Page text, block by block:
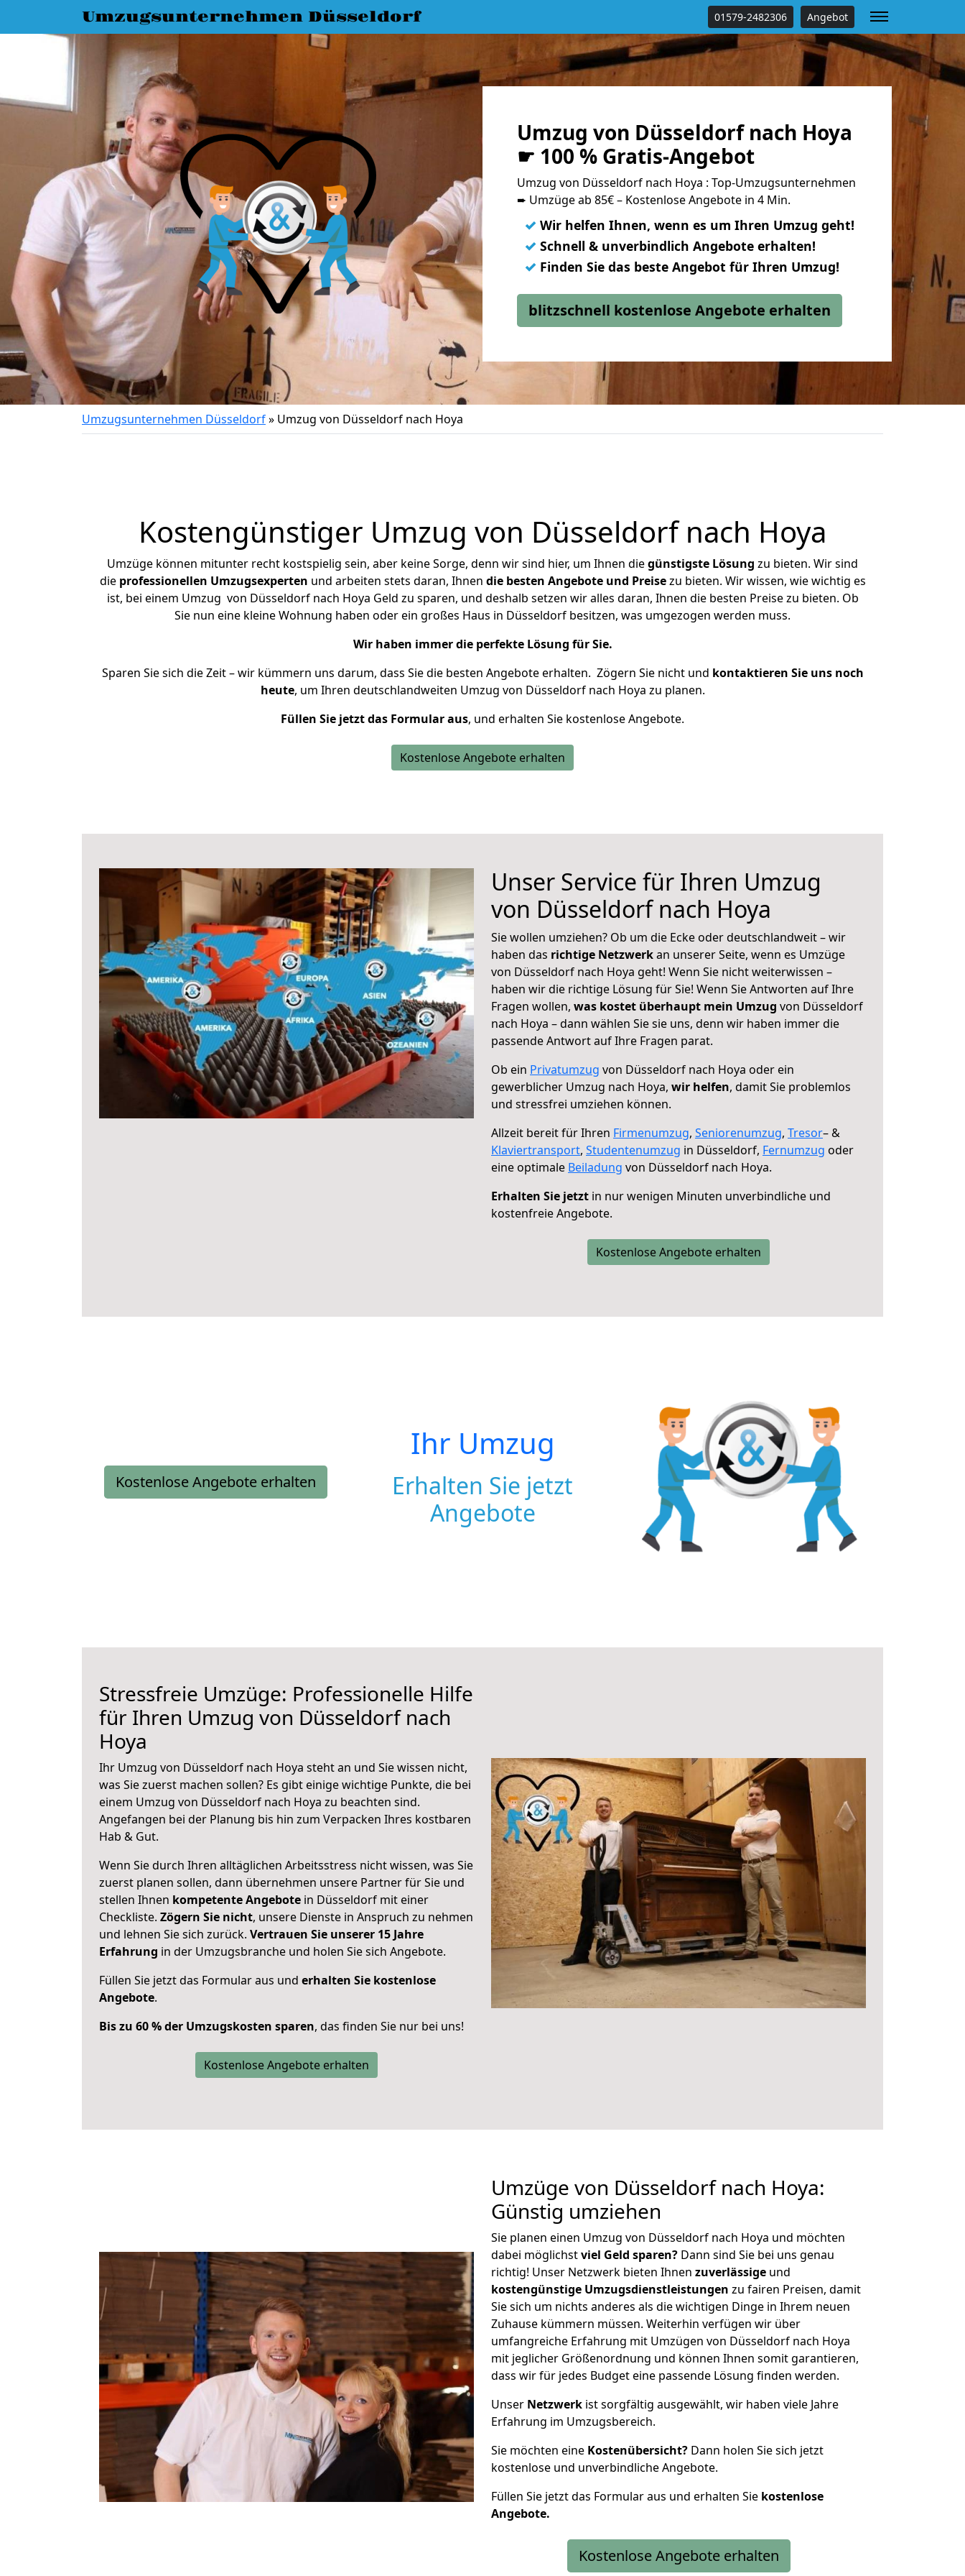
Umzugsunternehmen Düsseldorf 01579-2482306 Angebot
Umzug von Düsseldorf nach Hoya
☛ 100 % Gratis-Angebot
Umzug von Düsseldorf nach Hoya : Top-Umzugsunternehmen
➨ Umzüge ab 85€ – Kostenlose Angebote in 4 Min.
✓ Wir helfen Ihnen, wenn es um Ihren Umzug geht!
✓ Schnell & unverbindlich Angebote erhalten!
✓ Finden Sie das beste Angebot für Ihren Umzug!
blitzschnell kostenlose Angebote erhalten
Umzugsunternehmen Düsseldorf» Umzug von Düsseldorf nach Hoya
Kostengünstiger Umzug von Düsseldorf nach Hoya
Umzüge können mitunter recht kostspielig sein, aber keine Sorge, denn wir sind hier, um Ihnen diegünstigste Lösung zu bieten. Wir sind
die professionellen Umzugsexperten und arbeiten stets daran, Ihnen die besten Angebote und Preisezu bieten. Wir wissen, wie wichtig es
ist, bei einem Umzug von Düsseldorf nach Hoya Geld zu sparen, und deshalb setzen wir alles daran, Ihnen die besten Preise zu bieten. Ob
Sie nun eine kleine Wohnung haben oder ein großes Haus in Düsseldorf besitzen, was umgezogen werden muss.
Wir haben immer die perfekte Lösung für Sie.
Sparen Sie sich die Zeit – wir kümmern uns darum, dass Sie die besten Angebote erhalten. Zögern Sie nicht und kontaktieren Sie uns noch
heute, um Ihren deutschlandweiten Umzug von Düsseldorf nach Hoya zu planen.
Füllen Sie jetzt das Formular aus, und erhalten Sie kostenlose Angebote.
Kostenlose Angebote erhalten
Unser Service für Ihren Umzug
von Düsseldorf nach Hoya
Sie wollen umziehen? Ob um die Ecke oder deutschlandweit – wir
haben das richtige Netzwerkan unserer Seite, wenn es Umzüge
von Düsseldorf nach Hoya geht! Wenn Sie nicht weiterwissen –
haben wir die richtige Lösung für Sie! Wenn Sie Antworten auf Ihre
Fragen wollen, was kostet überhaupt mein Umzug von Düsseldorf
nach Hoya – dann wählen Sie sie uns, denn wir haben immer die
passende Antwort auf Ihre Fragen parat.
Ob ein Privatumzug von Düsseldorf nach Hoya oder ein
gewerblicher Umzug nach Hoya, wir helfen, damit Sie problemlos
und stressfrei umziehen können.
Allzeit bereit für Ihren Firmenumzug, Seniorenumzug, Tresor– &
Klaviertransport, Studentenumzug in Düsseldorf, Fernumzug oder
eine optimale Beiladung von Düsseldorf nach Hoya.
Erhalten Sie jetzt in nur wenigen Minuten unverbindliche und
kostenfreie Angebote.
Kostenlose Angebote erhalten
Kostenlose Angebote erhalten
Ihr Umzug
Erhalten Sie jetzt
Angebote
Stressfreie Umzüge: Professionelle Hilfe
für Ihren Umzug von Düsseldorf nach
Hoya
Ihr Umzug von Düsseldorf nach Hoya steht an und Sie wissen nicht,
was Sie zuerst machen sollen? Es gibt einige wichtige Punkte, die bei
einem Umzug von Düsseldorf nach Hoya zu beachten sind.
Angefangen bei der Planung bis hin zum Verpacken Ihres kostbaren
Hab & Gut.
Wenn Sie durch Ihren alltäglichen Arbeitsstress nicht wissen, was Sie
zuerst planen sollen, dann übernehmen unsere Partner für Sie und
stellen Ihnen kompetente Angebote in Düsseldorf mit einer
Checkliste. Zögern Sie nicht, unsere Dienste in Anspruch zu nehmen
und lehnen Sie sich zurück. Vertrauen Sie unserer 15 Jahre
Erfahrung in der Umzugsbranche und holen Sie sich Angebote.
Füllen Sie jetzt das Formular aus und erhalten Sie kostenlose
Angebote.
Bis zu 60 % der Umzugskosten sparen, das finden Sie nur bei uns!
Kostenlose Angebote erhalten
Umzüge von Düsseldorf nach Hoya:
Günstig umziehen
Sie planen einen Umzug von Düsseldorf nach Hoya und möchten
dabei möglichstviel Geld sparen? Dann sind Sie bei uns genau
richtig! Unser Netzwerk bieten Ihnen zuverlässige und
kostengünstige Umzugsdienstleistungen zu fairen Preisen, damit
Sie sich um nichts anderes als die wichtigen Dinge in Ihrem neuen
Zuhause kümmern müssen. Weiterhin verfügen wir über
umfangreiche Erfahrung mit Umzügen von Düsseldorf nach Hoya
mit jeglicher Größenordnung und können Ihnen somit garantieren,
dass wir für jedes Budget eine passende Lösung finden werden.
Unser Netzwerk ist sorgfältig ausgewählt, wir haben viele Jahre
Erfahrung im Umzugsbereich.
Sie möchten eine Kostenübersicht? Dann holen Sie sich jetzt
kostenlose und unverbindliche Angebote.
Füllen Sie jetzt das Formular aus und erhalten Sie kostenlose
Angebote.
Kostenlose Angebote erhalten